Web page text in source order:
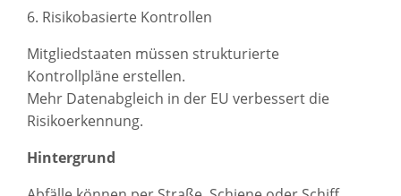
6. Risikobasierte Kontrollen
Mitgliedstaaten müssen strukturierte
Kontrollpläne erstellen.
Mehr Datenabgleich in der EU verbessert die
Risikoerkennung.
Hintergrund